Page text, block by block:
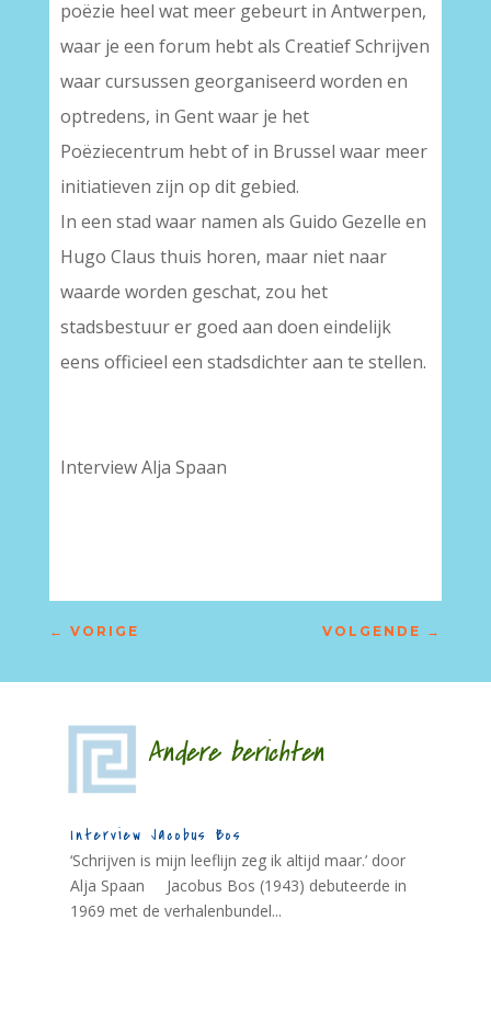
poëzie heel wat meer gebeurt in Antwerpen,
waar je een forum hebt als Creatief Schrijven
waar cursussen georganiseerd worden en
optredens, in Gent waar je het
Poëziecentrum hebt of in Brussel waar meer
initiatieven zijn op dit gebied.
In een stad waar namen als Guido Gezelle en
Hugo Claus thuis horen, maar niet naar
waarde worden geschat, zou het
stadsbestuur er goed aan doen eindelijk
eens officieel een stadsdichter aan te stellen.
Interview Alja Spaan
← VORIGE VOLGENDE →
Andere berichten
Interview Jacobus Bos
‘Schrijven is mijn leeflijn zeg ik altijd maar.’ door
Alja Spaan Jacobus Bos (1943) debuteerde in
1969 met de verhalenbundel...